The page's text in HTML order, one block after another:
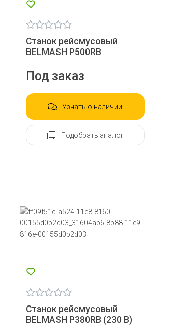
Станок рейсмусовый
BELMASH P500RB
Под заказ
Узнать о наличии
Подобрать аналог
Станок рейсмусовый
BELMASH P380RB (230 В)